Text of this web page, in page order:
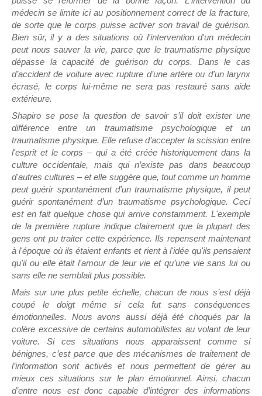
médecin se limite ici au positionnement correct de la fracture,
de sorte que le corps puisse activer son travail de guérison.
Bien sûr, il y a des situations où l'intervention d'un médecin
peut nous sauver la vie, parce que le traumatisme physique
dépasse la capacité de guérison du corps. Dans le cas
d’accident de voiture avec rupture d’une artère ou d'un larynx
écrasé, le corps lui-même ne sera pas restauré sans aide
extérieure.
Shapiro se pose la question de savoir s’il doit exister une
différence entre un traumatisme psychologique et un
traumatisme physique. Elle refuse d’accepter la scission entre
l'esprit et le corps – qui a été créée historiquement dans la
culture occidentale, mais qui n’existe pas dans beaucoup
d'autres cultures – et elle suggère que, tout comme un homme
peut guérir spontanément d'un traumatisme physique, il peut
guérir spontanément d’un traumatisme psychologique. Ceci
est en fait quelque chose qui arrive constamment. L'exemple
de la première rupture indique clairement que la plupart des
gens ont pu traiter cette expérience. Ils repensent maintenant
à l'époque où ils étaient enfants et rient à l'idée qu'ils pensaient
qu'il ou elle était l'amour de leur vie et qu’une vie sans lui ou
sans elle ne semblait plus possible.
Mais sur une plus petite échelle, chacun de nous s’est déjà
coupé le doigt même si cela fut sans conséquences
émotionnelles. Nous avons aussi déjà été choqués par la
colère excessive de certains automobilistes au volant de leur
voiture. Si ces situations nous apparaissent comme si
bénignes, c’est parce que des mécanismes de traitement de
l’information sont activés et nous permettent de gérer au
mieux ces situations sur le plan émotionnel. Ainsi, chacun
d’entre nous est donc capable d’intégrer des informations